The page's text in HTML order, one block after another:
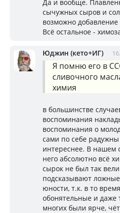
Да и вообще.
сычужных сыров и
возможно
Всё остальное -
Юджин (кето+ИГ)
Я помню его в
сливочного
химия
в большинстве
воспоминания
воспоминания о
сами по себе
интереснее. В нашем
него абсолютно всё
сырок не был так
подсказывают
юности, т.к. в то
обонятельные и
многих были ярче,